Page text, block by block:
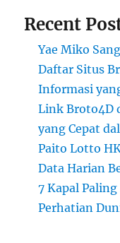
Recent
Yae Miko
Daftar Situs
Informasi
Link Broto4D
yang Cepat
Paito Lotto
Data Harian
7 Kapal
Perhatian